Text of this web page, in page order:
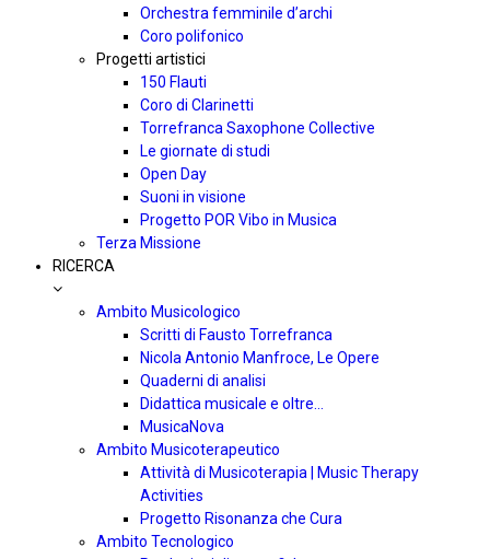
Orchestra femminile d’archi
Coro polifonico
Progetti artistici
150 Flauti
Coro di Clarinetti
Torrefranca Saxophone Collective
Le giornate di studi
Open Day
Suoni in visione
Progetto POR Vibo in Musica
Terza Missione
RICERCA
Ambito Musicologico
Scritti di Fausto Torrefranca
Nicola Antonio Manfroce, Le Opere
Quaderni di analisi
Didattica musicale e oltre…
MusicaNova
Ambito Musicoterapeutico
Attività di Musicoterapia | Music Therapy
Activities
Progetto Risonanza che Cura
Ambito Tecnologico